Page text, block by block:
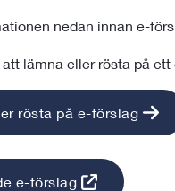
nedan innan e-
lämna eller rösta på ett
rösta på e-förslag
e-förslag